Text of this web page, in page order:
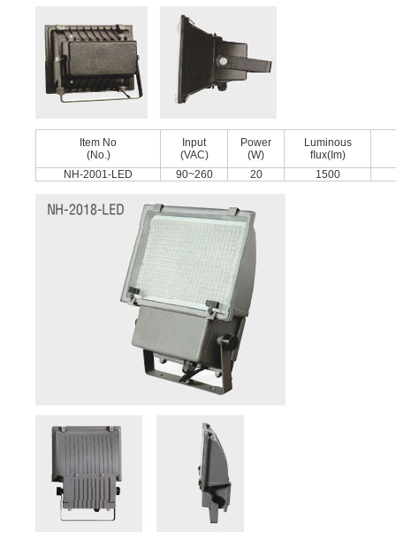
Item No
(No.)
Input
(VAC)
Power
(W)
Luminous
ﬂux(Im)
NH-2001-LED
90~260 20 1500